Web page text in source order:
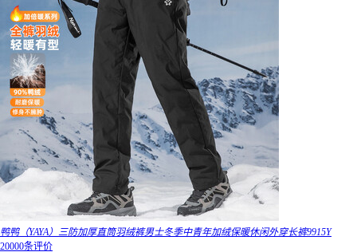
鸭鸭（YAYA）三防加厚直筒羽绒裤男士冬季中青年加绒保暖休闲外穿长裤9915Y
20000条评价